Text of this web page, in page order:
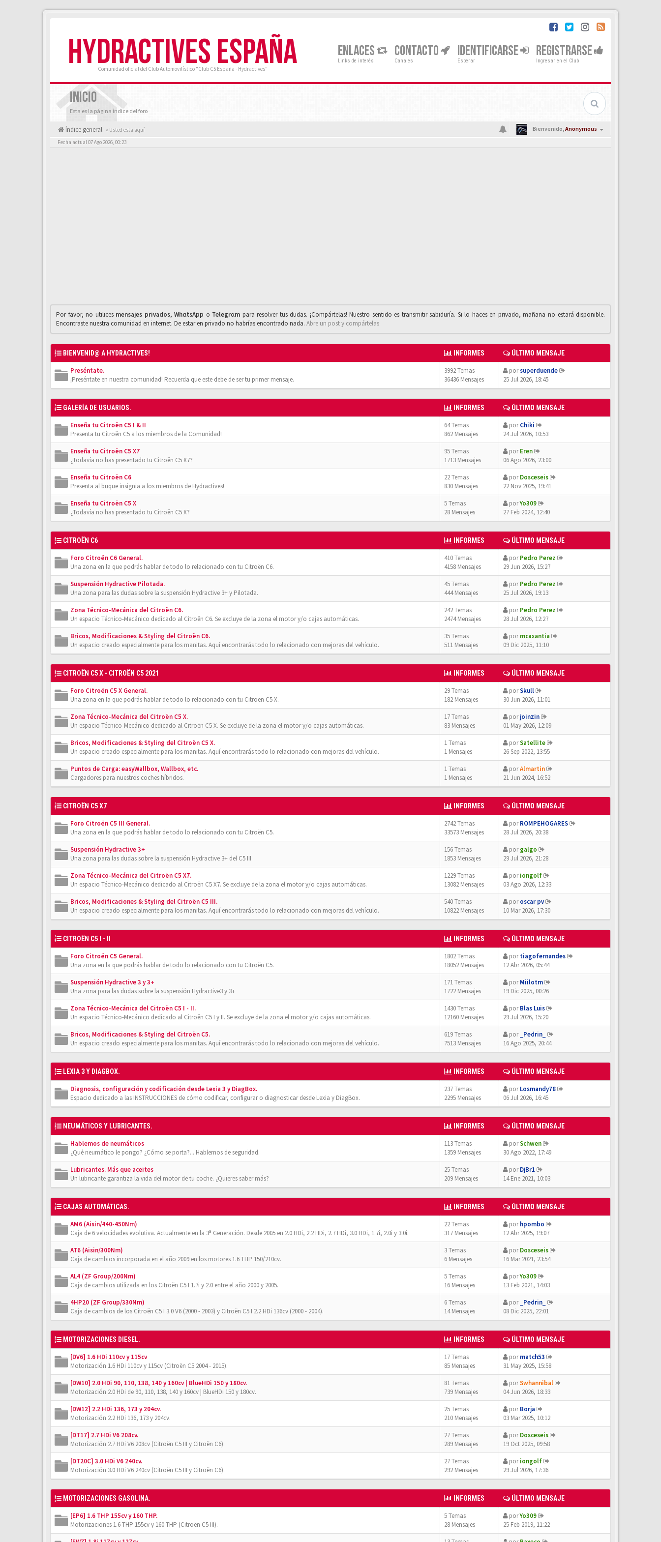
HYDRACTIVES ESPAÑA
Comunidad oficial del Club Automovilístico "Club C5 España - Hydractives"
ENLACES
Links de interés
CONTACTO
Canales
IDENTIFICARSE
Esperar
REGISTRARSE
Ingresar en el Club
INICIO
Esta es la página índice del foro
Índice general « Usted esta aquí Bienvenido,Anonymous
Fecha actual 07 Ago 2026, 00:23
Por favor, no utilices mensajes privados,WhαtsApp o Telegrαm para resolver tus dudas. ¡Compártelas! Nuestro sentido es transmitir sabiduría. Si lo haces en privado, mañana no estará disponible.
Encontraste nuestra comunidad en internet. De estar en privado no habrías encontrado nada. Abre un post y compártelas
BIENVENID@ A HYDRACTIVES! INFORMES ÚLTIMO MENSAJE
Preséntate.
¡Preséntate en nuestra comunidad! Recuerda que este debe de ser tu primer mensaje.
3992 Temas
36436 Mensajes
porsuperduende
25 Jul 2026, 18:45
GALERÍA DE USUARIOS. INFORMES ÚLTIMO MENSAJE
Enseña tu Citroën C5 I & II
Presenta tu Citroën C5 a los miembros de la Comunidad!
64 Temas
862 Mensajes
porChiki
24 Jul 2026, 10:53
Enseña tu Citroën C5 X7
¿Todavía no has presentado tu Citroën C5 X7?
95 Temas
1713 Mensajes
porEren
06 Ago 2026, 23:00
Enseña tu Citroën C6
Presenta al buque insignia a los miembros de Hydractives!
22 Temas
830 Mensajes
porDosceseis
22 Nov 2025, 19:41
Enseña tu Citroën C5 X
¿Todavía no has presentado tu Citroën C5 X?
5 Temas
28 Mensajes
porYo309
27 Feb 2024, 12:40
CITROËN C6 INFORMES ÚLTIMO MENSAJE
Foro Citroën C6 General.
Una zona en la que podrás hablar de todo lo relacionado con tu Citroën C6.
410 Temas
4158 Mensajes
porPedro Perez
29 Jun 2026, 15:27
Suspensión Hydractive Pilotada.
Una zona para las dudas sobre la suspensión Hydractive 3+ y Pilotada.
45 Temas
444 Mensajes
porPedro Perez
25 Jul 2026, 19:13
Zona Técnico-Mecánica del Citroën C6.
Un espacio Técnico-Mecánico dedicado al Citroën C6. Se excluye de la zona el motor y/o cajas automáticas.
242 Temas
2474 Mensajes
porPedro Perez
28 Jul 2026, 12:27
Bricos, Modificaciones & Styling del Citroën C6.
Un espacio creado especialmente para los manitas. Aquí encontrarás todo lo relacionado con mejoras del vehículo.
35 Temas
511 Mensajes
pormcaxantia
09 Dic 2025, 11:10
CITROËN C5 X - CITROËN C5 2021 INFORMES ÚLTIMO MENSAJE
Foro Citroën C5 X General.
Una zona en la que podrás hablar de todo lo relacionado con tu Citroën C5 X.
29 Temas
182 Mensajes
porSkull
30 Jun 2026, 11:01
Zona Técnico-Mecánica del Citroën C5 X.
Un espacio Técnico-Mecánico dedicado al Citroën C5 X. Se excluye de la zona el motor y/o cajas automáticas.
17 Temas
83 Mensajes
porjoinzin
01 May 2026, 12:09
Bricos, Modificaciones & Styling del Citroën C5 X.
Un espacio creado especialmente para los manitas. Aquí encontrarás todo lo relacionado con mejoras del vehículo.
1 Temas
1 Mensajes
porSatellite
26 Sep 2022, 13:55
Puntos de Carga: easyWallbox, Wallbox, etc.
Cargadores para nuestros coches híbridos.
1 Temas
1 Mensajes
porAlmartin
21 Jun 2024, 16:52
CITROËN C5 X7 INFORMES ÚLTIMO MENSAJE
Foro Citroën C5 III General.
Una zona en la que podrás hablar de todo lo relacionado con tu Citroën C5.
2742 Temas
33573 Mensajes
porROMPEHOGARES
28 Jul 2026, 20:38
Suspensión Hydractive 3+
Una zona para las dudas sobre la suspensión Hydractive 3+ del C5 III
156 Temas
1853 Mensajes
porgalgo
29 Jul 2026, 21:28
Zona Técnico-Mecánica del Citroën C5 X7.
Un espacio Técnico-Mecánico dedicado al Citroën C5 X7. Se excluye de la zona el motor y/o cajas automáticas.
1229 Temas
13082 Mensajes
poriongolf
03 Ago 2026, 12:33
Bricos, Modificaciones & Styling del Citroën C5 III.
Un espacio creado especialmente para los manitas. Aquí encontrarás todo lo relacionado con mejoras del vehículo.
540 Temas
10822 Mensajes
poroscar pv
10 Mar 2026, 17:30
CITROËN C5 I - II INFORMES ÚLTIMO MENSAJE
Foro Citroën C5 General.
Una zona en la que podrás hablar de todo lo relacionado con tu Citroën C5.
1802 Temas
18052 Mensajes
portiagofernandes
12 Abr 2026, 05:44
Suspensión Hydractive 3 y 3+
Una zona para las dudas sobre la suspensión Hydractive3 y 3+
171 Temas
1722 Mensajes
porMiilotm
19 Dic 2025, 00:26
Zona Técnico-Mecánica del Citroën C5 I - II.
Un espacio Técnico-Mecánico dedicado al Citroën C5 I y II. Se excluye de la zona el motor y/o cajas automáticas.
1430 Temas
12160 Mensajes
porBlas Luis
29 Jul 2026, 15:20
Bricos, Modificaciones & Styling del Citroën C5.
Un espacio creado especialmente para los manitas. Aquí encontrarás todo lo relacionado con mejoras del vehículo.
619 Temas
7513 Mensajes
por _Pedrin_
16 Ago 2025, 20:44
LEXIA 3 Y DIAGBOX. INFORMES ÚLTIMO MENSAJE
Diagnosis, configuración y codificación desde Lexia 3 y DiagBox.
Espacio dedicado a las INSTRUCCIONES de cómo codificar, configurar o diagnosticar desde Lexia y DiagBox.
237 Temas
2295 Mensajes
porLosmandy78
06 Jul 2026, 16:45
NEUMÁTICOS Y LUBRICANTES. INFORMES ÚLTIMO MENSAJE
Hablemos de neumáticos
¿Qué neumático le pongo? ¿Cómo se porta?... Hablemos de seguridad.
113 Temas
1359 Mensajes
porSchwen
30 Ago 2022, 17:49
Lubricantes. Más que aceites
Un lubricante garantiza la vida del motor de tu coche. ¿Quieres saber más?
25 Temas
209 Mensajes
porDjBr1
14 Ene 2021, 10:03
CAJAS AUTOMÁTICAS. INFORMES ÚLTIMO MENSAJE
AM6 (Aisin/440-450Nm)
Caja de 6 velocidades evolutiva. Actualmente en la 3ª Generación. Desde 2005 en 2.0 HDi, 2.2 HDi, 2.7 HDi, 3.0 HDi, 1.7i, 2.0i y 3.0i.
22 Temas
317 Mensajes
porhpombo
12 Abr 2025, 19:07
AT6 (Aisin/300Nm)
Caja de cambios incorporada en el año 2009 en los motores 1.6 THP 150/210cv.
3 Temas
6 Mensajes
porDosceseis
16 Mar 2021, 23:54
AL4 (ZF Group/200Nm)
Caja de cambios utilizada en los Citroën C5 I 1.7i y 2.0 entre el año 2000 y 2005.
5 Temas
16 Mensajes
porYo309
13 Feb 2021, 14:03
4HP20 (ZF Group/330Nm)
Caja de cambios de los Citroën C5 I 3.0 V6 (2000 - 2003) y Citroën C5 I 2.2 HDi 136cv (2000 - 2004).
6 Temas
14 Mensajes
por _Pedrin_
08 Dic 2025, 22:01
MOTORIZACIONES DIESEL. INFORMES ÚLTIMO MENSAJE
[DV6] 1.6 HDi 110cv y 115cv
Motorización 1.6 HDi 110cv y 115cv (Citroën C5 2004 - 2015).
17 Temas
85 Mensajes
pormatch53
31 May 2025, 15:58
[DW10] 2.0 HDi 90, 110, 138, 140 y 160cv | BlueHDi 150 y 180cv.
Motorización 2.0 HDi de 90, 110, 138, 140 y 160cv | BlueHDi 150 y 180cv.
81 Temas
739 Mensajes
porSwhannibal
04 Jun 2026, 18:33
[DW12] 2.2 HDi 136, 173 y 204cv.
Motorización 2.2 HDi 136, 173 y 204cv.
25 Temas
210 Mensajes
porBorja
03 Mar 2025, 10:12
[DT17] 2.7 HDi V6 208cv.
Motorización 2.7 HDi V6 208cv (Citroën C5 III y Citroën C6).
27 Temas
289 Mensajes
porDosceseis
19 Oct 2025, 09:58
[DT20C] 3.0 HDi V6 240cv.
Motorización 3.0 HDi V6 240cv (Citroën C5 III y Citroën C6).
27 Temas
292 Mensajes
poriongolf
29 Jul 2026, 17:36
MOTORIZACIONES GASOLINA. INFORMES ÚLTIMO MENSAJE
[EP6] 1.6 THP 155cv y 160 THP.
Motorizaciones 1.6 THP 155cv y 160 THP (Citroën C5 III).
5 Temas
28 Mensajes
porYo309
25 Feb 2019, 11:22